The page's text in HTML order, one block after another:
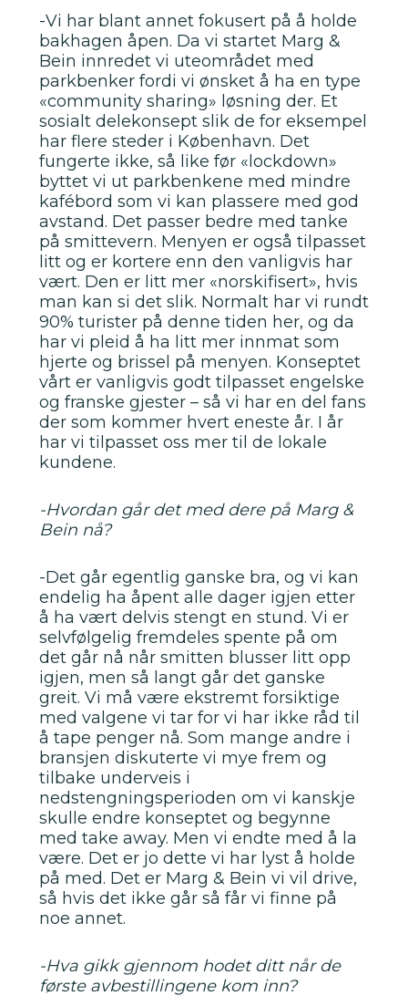
-Vi har blant annet fokusert på å holde
bakhagen åpen. Da vi startet Marg &
Bein innredet vi uteområdet med
parkbenker fordi vi ønsket å ha en type
«community sharing» løsning der. Et
sosialt delekonsept slik de for eksempel
har flere steder i København. Det
fungerte ikke, så like før «lockdown»
byttet vi ut parkbenkene med mindre
kafébord som vi kan plassere med god
avstand. Det passer bedre med tanke
på smittevern. Menyen er også tilpasset
litt og er kortere enn den vanligvis har
vært. Den er litt mer «norskifisert», hvis
man kan si det slik. Normalt har vi rundt
90% turister på denne tiden her, og da
har vi pleid å ha litt mer innmat som
hjerte og brissel på menyen. Konseptet
vårt er vanligvis godt tilpasset engelske
og franske gjester – så vi har en del fans
der som kommer hvert eneste år. I år
har vi tilpasset oss mer til de lokale
kundene.
-Hvordan går det med dere på Marg &
Bein nå?
-Det går egentlig ganske bra, og vi kan
endelig ha åpent alle dager igjen etter
å ha vært delvis stengt en stund. Vi er
selvfølgelig fremdeles spente på om
det går nå når smitten blusser litt opp
igjen, men så langt går det ganske
greit. Vi må være ekstremt forsiktige
med valgene vi tar for vi har ikke råd til
å tape penger nå. Som mange andre i
bransjen diskuterte vi mye frem og
tilbake underveis i
nedstengningsperioden om vi kanskje
skulle endre konseptet og begynne
med take away. Men vi endte med å la
være. Det er jo dette vi har lyst å holde
på med. Det er Marg & Bein vi vil drive,
så hvis det ikke går så får vi finne på
noe annet.
-Hva gikk gjennom hodet ditt når de
første avbestillingene kom inn?